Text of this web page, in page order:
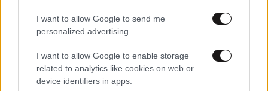
I want to allow Google to send me
personalized advertising.
I want to allow Google to enable storage
related to analytics like cookies on web or
device identifiers in apps.
Εριέττα Κούρκουλου – Τα 33α γενέθλια και τα
φιλιά με τον Βύρωνα Βασιλειάδη: «Καμία στιγμή